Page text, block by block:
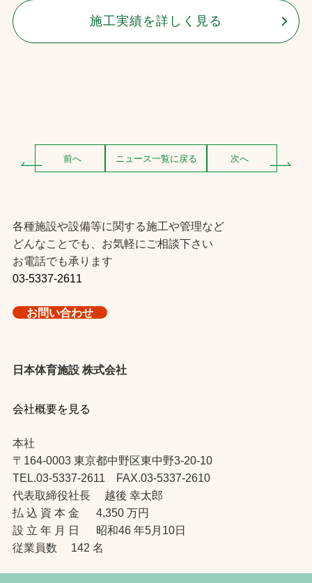
施工実績を詳しく見る
前へ ニュース一覧に戻る 次へ
各種施設や設備等に関する施工や管理など
どんなことでも、お気軽にご相談下さい
お電話でも承ります
03-5337-2611
お問い合わせ
日本体育施設 株式会社
会社概要を見る
本社
〒164-0003 東京都中野区東中野3-20-10
TEL.03-5337-2611 FAX.03-5337-2610
代表取締役社長 越後 幸太郎
払 込 資 本 金 4,350 万円
設 立 年 月 日 昭和46 年5月10日
従業員数 142 名